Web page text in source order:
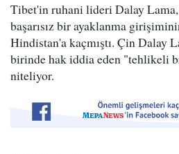
Tibet'in ruhani lideri Dalay
başarısız bir ayaklanma
Hindistan'a kaçmıştı. Çin Dalay
birinde hak iddia eden "tehlikeli
niteliyor.